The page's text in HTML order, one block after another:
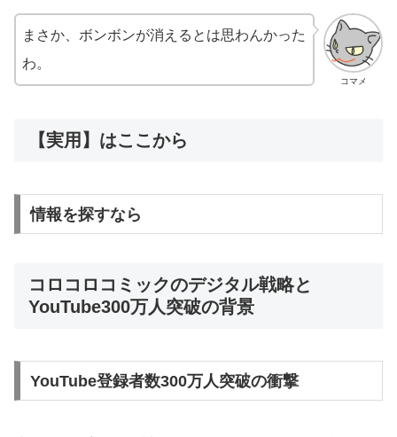
コマメ
まさか、ボンボンが消えるとは思わんかった
わ。
【実用】はここから
情報を探すなら
コロコロコミックのデジタル戦略と
YouTube300万人突破の背景
YouTube登録者数300万人突破の衝撃